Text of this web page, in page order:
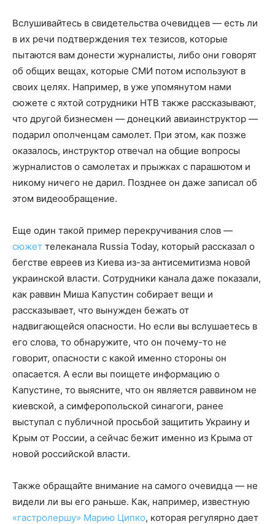
Вслушивайтесь в свидетельства очевидцев — есть ли
в их речи подтверждения тех тезисов, которые
пытаются вам донести журналисты, либо они говорят
об общих вещах, которые СМИ потом используют в
своих целях. Например, в уже упомянутом нами
сюжете с яхтой сотрудники НТВ также рассказывают,
что другой бизнесмен — донецкий авиаинструктор —
подарил ополченцам самолет. При этом, как позже
оказалось, инструктор отвечал на общие вопросы
журналистов о самолетах и прыжках с парашютом и
никому ничего не дарил. Позднее он даже записал об
этом видеообращение.
Еще один такой пример перекручивания слов —
сюжет телеканала Russia Today, который рассказал о
бегстве евреев из Киева из-за антисемитизма новой
украинской власти. Сотрудники канала даже показали,
как раввин Миша Капустин собирает вещи и
рассказывает, что вынужден бежать от
надвигающейся опасности. Но если вы вслушаетесь в
его слова, то обнаружите, что он почему-то не
говорит, опасности с какой именно стороны он
опасается. А если вы поищете информацию о
Капустине, то выясните, что он является раввином не
киевской, а симферопольской синагоги, ранее
выступал с публичной просьбой защитить Украину и
Крым от России, а сейчас бежит именно из Крыма от
новой российской власти.
Также обращайте внимание на самого очевидца — не
видели ли вы его раньше. Как, например, известную
«гастролершу» Марию Ципко, которая регулярно дает